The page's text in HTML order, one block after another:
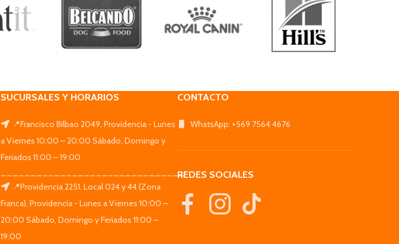
SUCURSALES Y HORARIOS
📍Francisco Bilbao 2049, Providencia - Lunes
a Viernes 10:00 – 20:00 Sábado, Domingo y
Feriados 11:00 – 19:00
_______________________________
📍Providencia 2251. Local 024 y 44 (Zona
Franca), Providencia - Lunes a Viernes 10:00 –
20:00 Sábado, Domingo y Feriados 11:00 –
19:00
CONTACTO
WhatsApp: +569 7564 4676
REDES SOCIALES